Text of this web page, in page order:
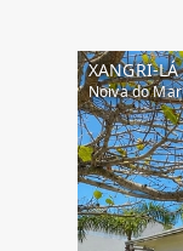
XANGRI-LÁ
Noiva do Mar